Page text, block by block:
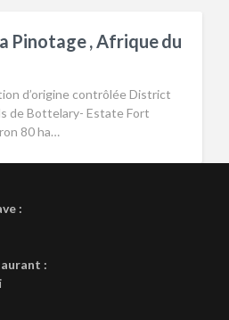
Pinotage , Afrique du
d’origine contrôlée District
de Bottelary- Estate Fort
80 ha…
:
: